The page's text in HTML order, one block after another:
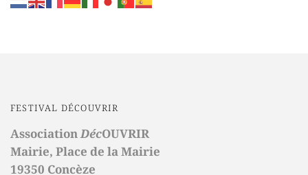
FESTIVAL DÉCOUVRIR
AssociationDécOUVRIR
Mairie, Place de la Mairie
19350 Concèze